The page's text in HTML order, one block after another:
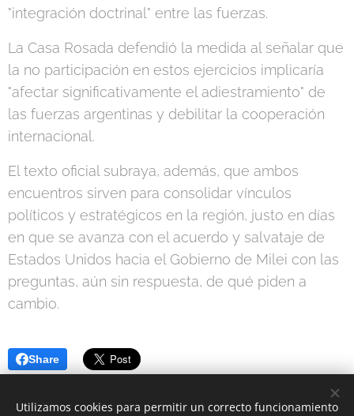
"integración doctrinal" entre las fuerzas.
La Casa Rosada defendió la medida al señalar que
la no participación en estos ejercicios implicaría
"afectar significativamente el adiestramiento" de
las fuerzas argentinas y debilitar la cooperación
internacional.
El texto oficial subraya, además, que ambos
encuentros sirven para consolidar vínculos
políticos y estratégicos en la región, justo en días
en que se avanza con el acuerdo y salvataje de
Estados Unidos hacia el Gobierno de Milei con las
preguntas, aún sin respuesta, de qué piden a
cambio.
Share
Utilizamos cookies para permitir un correcto funcionamiento